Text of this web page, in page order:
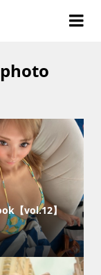
【vol.12】